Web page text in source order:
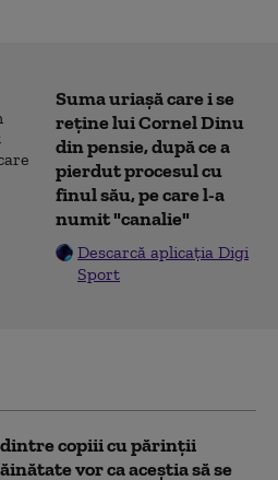
Suma uriașă care i se
reține lui Cornel Dinu
din pensie, după ce a
pierdut procesul cu
finul său, pe care l-a
numit "canalie"
Descarcă aplicația Digi
Sport
copiii cu părinții
vor ca aceștia să se